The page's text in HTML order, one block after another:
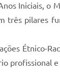
Iniciais,
três pilares
Étnico-
profissional